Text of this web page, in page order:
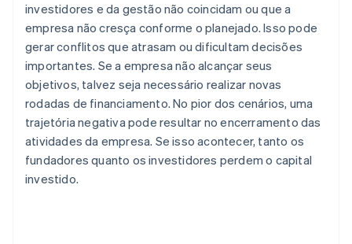
investidores e da gestão não coincidam ou que a
empresa não cresça conforme o planejado. Isso pode
gerar conflitos que atrasam ou dificultam decisões
importantes. Se a empresa não alcançar seus
objetivos, talvez seja necessário realizar novas
rodadas de financiamento. No pior dos cenários, uma
trajetória negativa pode resultar no encerramento das
atividades da empresa. Se isso acontecer, tanto os
fundadores quanto os investidores perdem o capital
investido.